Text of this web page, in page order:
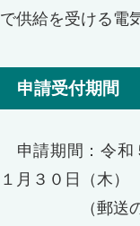
で供給を受ける電
申請受付期間
申請期間：令和
１月３０日（木）
（郵送の場合